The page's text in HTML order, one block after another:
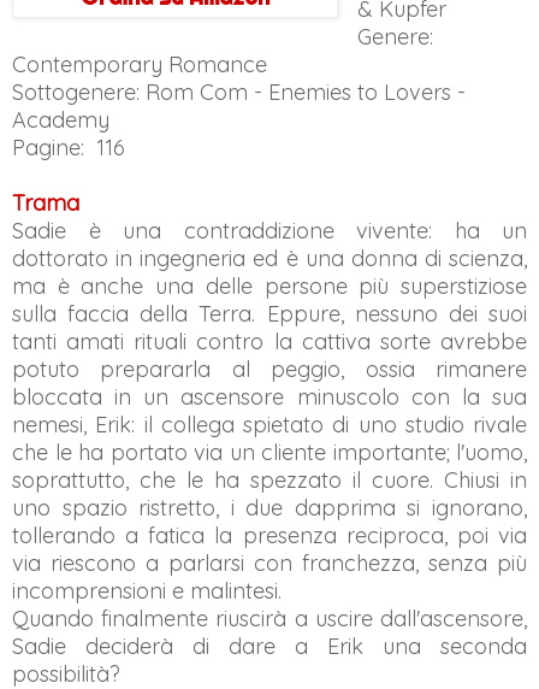
& Kupfer
Genere:
Contemporary Romance
Sottogenere: Rom Com - Enemies to Lovers -
Academy
Pagine: 116
Trama
Sadie è una contraddizione vivente: ha un
dottorato in ingegneria ed è una donna di scienza,
ma è anche una delle persone più superstiziose
sulla faccia della Terra. Eppure, nessuno dei suoi
tanti amati rituali contro la cattiva sorte avrebbe
potuto prepararla al peggio, ossia rimanere
bloccata in un ascensore minuscolo con la sua
nemesi, Erik: il collega spietato di uno studio rivale
che le ha portato via un cliente importante; l'uomo,
soprattutto, che le ha spezzato il cuore. Chiusi in
uno spazio ristretto, i due dapprima si ignorano,
tollerando a fatica la presenza reciproca, poi via
via riescono a parlarsi con franchezza, senza più
incomprensioni e malintesi.
Quando finalmente riuscirà a uscire dall'ascensore,
Sadie deciderà di dare a Erik una seconda
possibilità?